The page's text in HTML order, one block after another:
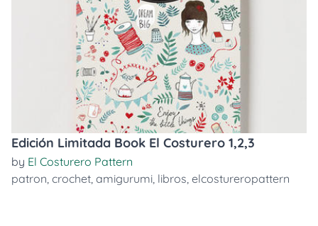
Edición Limitada Book El Costurero 1,2,3
by El Costurero Pattern
patron, crochet, amigurumi, libros, elcostureropattern